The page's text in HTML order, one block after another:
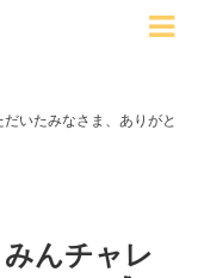
いたみなさま、ありがと
みんチャレ